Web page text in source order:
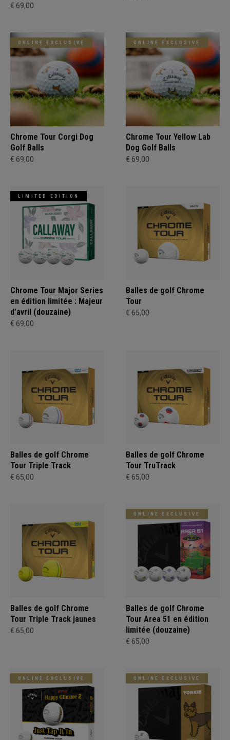
€ 69,00
ONLINE EXCLUSIVE
Chrome Tour Corgi Dog
Golf Balls
€ 69,00
ONLINE EXCLUSIVE
Chrome Tour Yellow Lab
Dog Golf Balls
€ 69,00
LIMITED EDITION
Chrome Tour Major Series
en édition limitée : Majeur
d’avril (douzaine)
€ 69,00
Balles de golf Chrome
Tour
€ 65,00
Balles de golf Chrome
Tour Triple Track
€ 65,00
Balles de golf Chrome
Tour TruTrack
€ 65,00
Balles de golf Chrome
Tour Triple Track jaunes
€ 65,00
ONLINE EXCLUSIVE
Balles de golf Chrome
Tour Area 51 en édition
limitée (douzaine)
€ 65,00
ONLINE EXCLUSIVE ONLINE EXCLUSIVE